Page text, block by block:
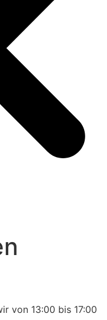
von 13:00 bis 17:00